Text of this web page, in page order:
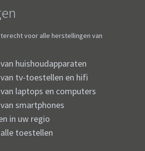
voor alle herstellingen van
huishoudapparaten
tv-toestellen en hifi
laptops en computers
smartphones
in uw regio
toestellen